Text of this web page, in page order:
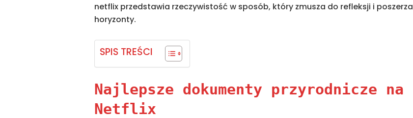
netflix przedstawia rzeczywistość w sposób, który zmusza do refleksji i poszerza
horyzonty.
SPIS TREŚCI
Najlepsze dokumenty przyrodnicze na
Netflix